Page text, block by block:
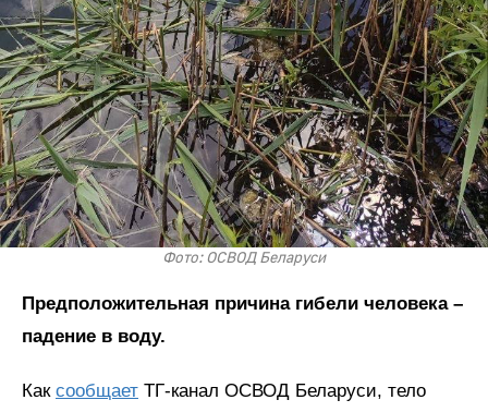
Фото: ОСВОД Беларуси
Предположительная причина гибели человека –
падение в воду.
Как сообщает ТГ-канал ОСВОД Беларуси, тело